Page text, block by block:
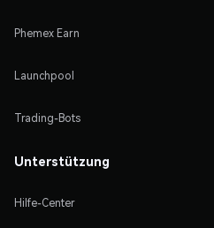
Phemex Earn
Launchpool
Trading-Bots
Unterstützung
Hilfe-Center